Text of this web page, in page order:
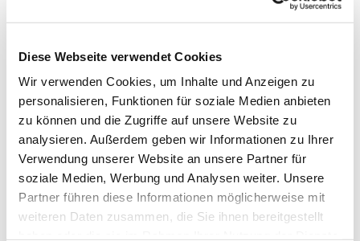
Diese Webseite verwendet Cookies
Wir verwenden Cookies, um Inhalte und Anzeigen zu
personalisieren, Funktionen für soziale Medien anbieten
zu können und die Zugriffe auf unsere Website zu
analysieren. Außerdem geben wir Informationen zu Ihrer
Verwendung unserer Website an unsere Partner für
soziale Medien, Werbung und Analysen weiter. Unsere
Partner führen diese Informationen möglicherweise mit
weiteren Daten zusammen, die Sie ihnen bereitgestellt